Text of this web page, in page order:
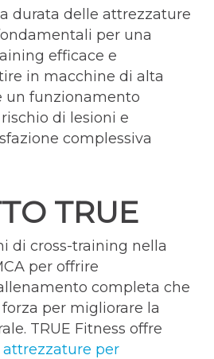
durata delle attrezzature
per una
efficace e
in macchine di alta
un funzionamento
di lesioni e
complessiva
TRUE
di cross-training nella
per offrire
completa che
per migliorare la
TRUE Fitness offre
attrezzature per